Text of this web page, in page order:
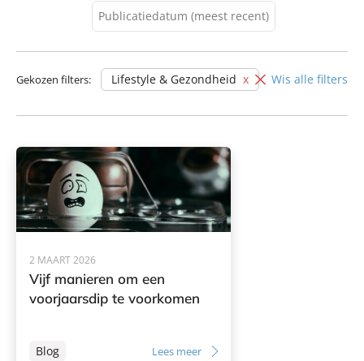
Publicatiedatum (meest recent)
Publicatiedatum (minst
Gekozen filters: Lifestyle & Gezondheid Wis alle filters
2 MAART 2026
Vijf manieren om een
voorjaarsdip te voorkomen
Blog Lees meer